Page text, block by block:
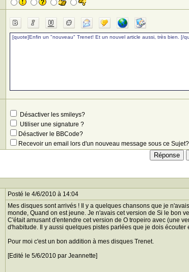
Désactiver les smileys?
Utiliser une signature ?
Désactiver le BBCode?
Recevoir un email lors d'un nouveau message sous ce Sujet?
Posté le 4/6/2010 à 14:04
Mes disques sont arrivés ! Il y a quelques chansons que je
monde, Quand on est jeune. Je n'avais cet version de Si le bon
C'était amusant d'entendre cet version de O tropeiro avec (une
d'habitude. Il y aussi quelques pistes parlées que je dois écouter
Pour moi c'est un bon addition à mes disques Trenet.
[Edité le 5/6/2010 par Jeannette]